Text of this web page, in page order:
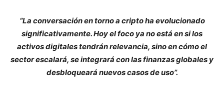
“La conversación en torno a cripto ha evolucionado
significativamente. Hoy el foco ya no está en si los
activos digitales tendrán relevancia, sino en cómo el
sector escalará, se integrará con las finanzas globales y
desbloqueará nuevos casos de uso”.